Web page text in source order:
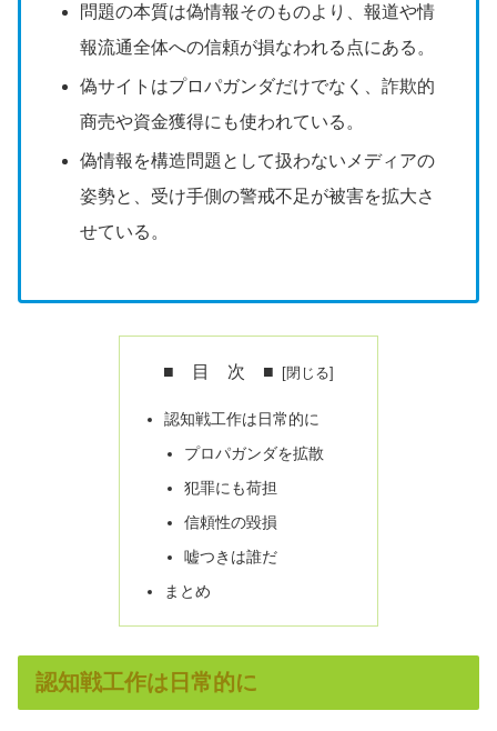
問題の本質は偽情報そのものより、報道や情
報流通全体への信頼が損なわれる点にある。
偽サイトはプロパガンダだけでなく、詐欺的
商売や資金獲得にも使われている。
偽情報を構造問題として扱わないメディアの
姿勢と、受け手側の警戒不足が被害を拡大さ
せている。
■ 目 次 ■
認知戦工作は日常的に
プロパガンダを拡散
犯罪にも荷担
信頼性の毀損
嘘つきは誰だ
まとめ
認知戦工作は日常的に